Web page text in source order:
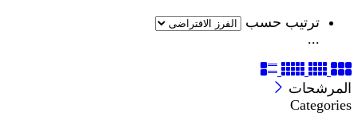
ترتيب حسب
...
المرشحات
Categories